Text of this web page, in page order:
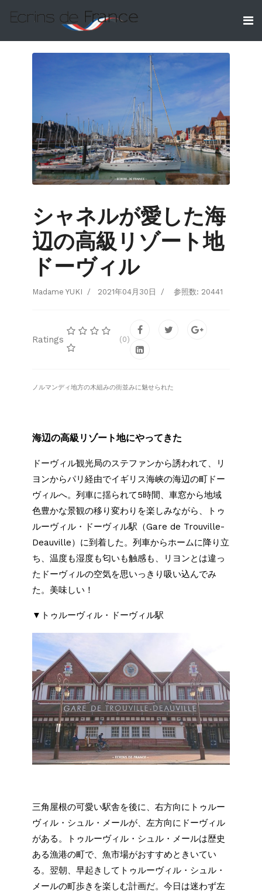
シャネルが愛した海
辺の高級リゾート地
ドーヴィル
Madame YUKI 2021年04月30日 参照数: 20441
Ratings (0)
ノルマンディ地方の木組みの街並みに魅せられた
海辺の高級リゾート地にやってきた
ドーヴィル観光局のステファンから誘われて、リ
ヨンからパリ経由でイギリス海峡の海辺の町ドー
ヴィルへ。列車に揺られて5時間、車窓から地域
色豊かな景観の移り変わりを楽しみながら、トゥ
ルーヴィル・ドーヴィル駅（Gare de Trouville-
Deauville）に到着した。列車からホームに降り立
ち、温度も湿度も匂いも触感も、リヨンとは違っ
たドーヴィルの空気を思いっきり吸い込んでみ
た。美味しい！
▼トゥルーヴィル・ドーヴィル駅
三角屋根の可愛い駅舎を後に、右方向にトゥルー
ヴィル・シュル・メールが、左方向にドーヴィル
がある。トゥルーヴィル・シュル・メールは歴史
ある漁港の町で、魚市場がおすすめときいてい
る。翌朝、早起きしてトゥルーヴィル・シュル・
メールの町歩きを楽しむ計画だ。今日は迷わず左